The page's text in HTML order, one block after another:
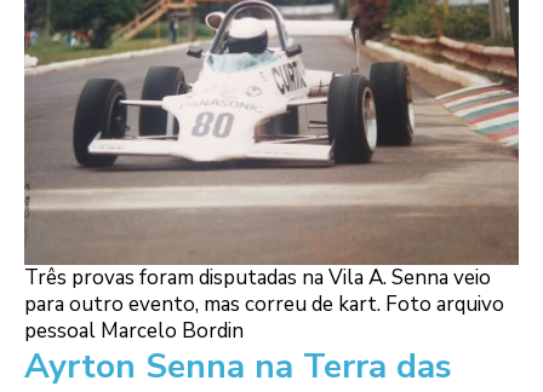
Três provas foram disputadas na Vila A. Senna veio
para outro evento, mas correu de kart. Foto arquivo
pessoal Marcelo Bordin
Ayrton Senna na Terra das